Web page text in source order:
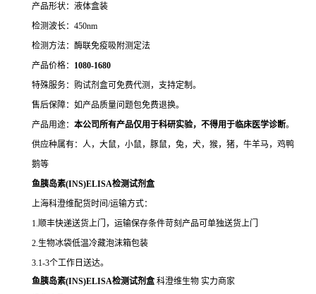
产品形状：液体盒装
检测波长：450nm
检测方法：酶联免疫吸附测定法
产品价格： 1080-1680
特殊服务：购试剂盒可免费代测，支持定制。
售后保障：如产品质量问题包免费退换。
产品用途： 本公司所有产品仅用于科研实验，不得用于临床医学诊断。
供应种属有：人，大鼠，小鼠，豚鼠，兔，犬，猴，猪，牛羊马，鸡鸭
鹅等
鱼胰岛素(INS)ELISA检测试剂盒
上海科澄维配货时间/运输方式：
1.顺丰快递送货上门，运输保存条件苛刻产品可单独送货上门
2.生物冰袋低温冷藏泡沫箱包装
3.1-3个工作日送达。
鱼胰岛素(INS)ELISA检测试剂盒 科澄维生物 实力商家